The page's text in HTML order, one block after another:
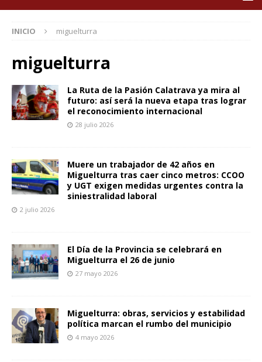
INICIO miguelturra
miguelturra
La Ruta de la Pasión Calatrava ya mira al
futuro: así será la nueva etapa tras lograr
el reconocimiento internacional
28 julio 2026
Muere un trabajador de 42 años en
Miguelturra tras caer cinco metros: CCOO
y UGT exigen medidas urgentes contra la
siniestralidad laboral
2 julio 2026
El Día de la Provincia se celebrará en
Miguelturra el 26 de junio
27 mayo 2026
Miguelturra: obras, servicios y estabilidad
política marcan el rumbo del municipio
4 mayo 2026